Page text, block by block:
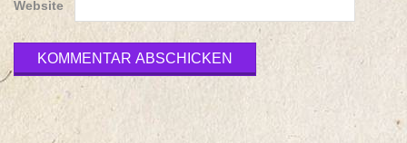
Website